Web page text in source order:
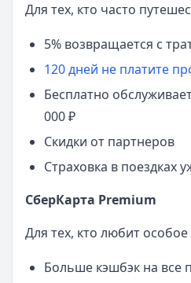
Для тех, кто часто
5% возвращается с
120 дней не платите
Бесплатно
000 ₽
Скидки от партнеров
Страховка в поездках
СберКарта Premium
Для тех, кто любит
Больше кэшбэк на все